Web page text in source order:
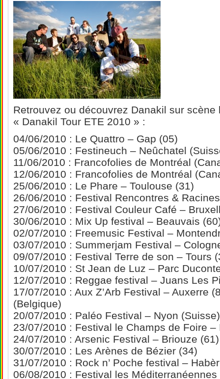
Retrouvez ou découvrez Danakil sur
« Danakil Tour ETE 2010 » :
04/06/2010 : Le Quattro – Gap (05)
05/06/2010 : Festineuch – Neûchatel
11/06/2010 : Francofolies de Montréal
12/06/2010 : Francofolies de Montréal
25/06/2010 : Le Phare – Toulouse (31)
26/06/2010 : Festival Rencontres &
27/06/2010 : Festival Couleur Café –
30/06/2010 : Mix Up festival – Beauvais
02/07/2010 : Freemusic Festival –
03/07/2010 : Summerjam Festival –
09/07/2010 : Festival Terre de son – Tours
10/07/2010 : St Jean de Luz – Parc
12/07/2010 : Reggae festival – Juans Les
17/07/2010 : Aux Z’Arb Festival – Auxerre
(Belgique)
20/07/2010 : Paléo Festival – Nyon (Suisse)
23/07/2010 : Festival le Champs de Foire –
24/07/2010 : Arsenic Festival – Briouze (61)
30/07/2010 : Les Arènes de Bézier (34)
31/07/2010 : Rock n’ Poche festival –
06/08/2010 : Festival les